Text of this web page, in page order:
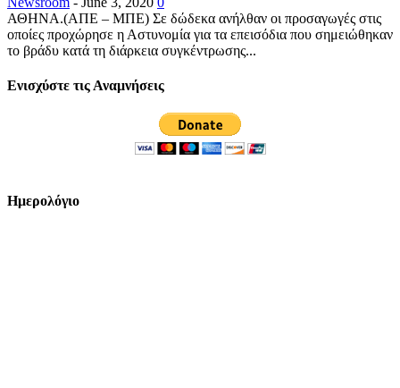
ΑΘΗΝΑ.(ΑΠΕ – ΜΠΕ) Σε δώδεκα ανήλθαν οι προσαγωγές στις
οποίες προχώρησε η Αστυνομία για τα επεισόδια που σημειώθηκαν
το βράδυ κατά τη διάρκεια συγκέντρωσης...
Ενισχύστε τις Αναμνήσεις
Ημερολόγιο